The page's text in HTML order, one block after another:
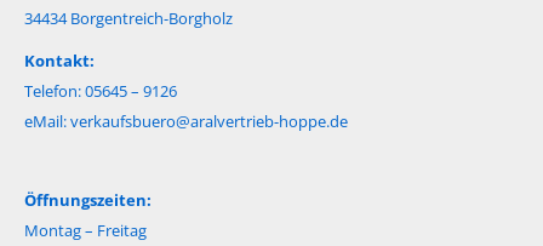
34434 Borgentreich-Borgholz
Kontakt:
Telefon: 05645 – 9126
eMail:verkaufsbuero@aralvertrieb-hoppe.de
Öffnungszeiten:
Montag – Freitag